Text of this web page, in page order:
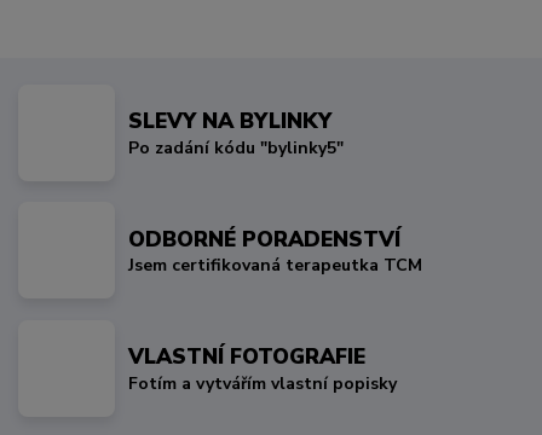
SLEVY NA BYLINKY
Po zadání kódu "bylinky5"
ODBORNÉ PORADENSTVÍ
Jsem certifikovaná terapeutka TCM
VLASTNÍ FOTOGRAFIE
Fotím a vytvářím vlastní popisky